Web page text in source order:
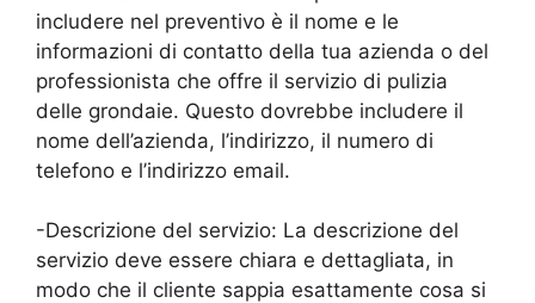
includere nel preventivo è il nome e le
informazioni di contatto della tua azienda o del
professionista che offre il servizio di pulizia
delle grondaie. Questo dovrebbe includere il
nome dell’azienda, l’indirizzo, il numero di
telefono e l’indirizzo email.
-Descrizione del servizio: La descrizione del
servizio deve essere chiara e dettagliata, in
modo che il cliente sappia esattamente cosa si